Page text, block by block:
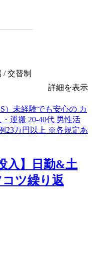
交替制
詳細を表示
入】日勤&土
ツ繰り返